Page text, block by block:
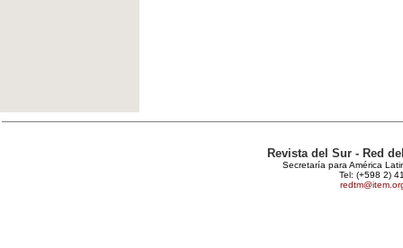
Revista del Sur - Red
Secretaría para América
Tel: (+598 2)